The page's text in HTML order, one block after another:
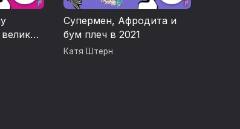
Супермен, Афродита и
бум плеч в 2021
Катя Штерн